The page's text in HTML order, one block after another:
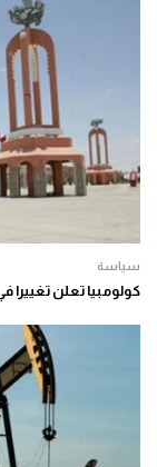
سياسة
كولومبيا تعلن